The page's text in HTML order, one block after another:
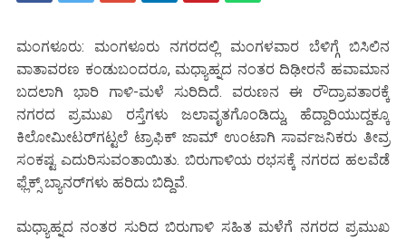
ಮಂಗಳೂರು: ಮಂಗಳೂರು ನಗರದಲ್ಲಿ ಮಂಗಳವಾರ ಬೆಳಿಗ್ಗೆ ಬಿಸಿಲಿನ
ವಾತಾವರಣ ಕಂಡುಬಂದರೂ, ಮಧ್ಯಾಹ್ನದ ನಂತರ ದಿಢೀರನೆ ಹವಾಮಾನ
ಬದಲಾಗಿ ಭಾರಿ ಗಾಳಿ-ಮಳೆ ಸುರಿದಿದೆ. ವರುಣನ ಈ ರೌದ್ರಾವತಾರಕ್ಕೆ
ನಗರದ ಪ್ರಮುಖ ರಸ್ತೆಗಳು ಜಲಾವೃತಗೊಂಡಿದ್ದು, ಹೆದ್ದಾರಿಯುದ್ದಕ್ಕೂ
ಕಿಲೋಮೀಟರ್‌ಗಟ್ಟಲೆ ಟ್ರಾಫಿಕ್ ಜಾಮ್ ಉಂಟಾಗಿ ಸಾರ್ವಜನಿಕರು ತೀವ್ರ
ಸಂಕಷ್ಟ ಎದುರಿಸುವಂತಾಯಿತು. ಬಿರುಗಾಳಿಯ ರಭಸಕ್ಕೆ ನಗರದ ಹಲವೆಡೆ
ಫ್ಲೆಕ್ಸ್ ಬ್ಯಾನರ್‌ಗಳು ಹರಿದು ಬಿದ್ದಿವೆ.
ಮಧ್ಯಾಹ್ನದ ನಂತರ ಸುರಿದ ಬಿರುಗಾಳಿ ಸಹಿತ ಮಳೆಗೆ ನಗರದ ಪ್ರಮುಖ